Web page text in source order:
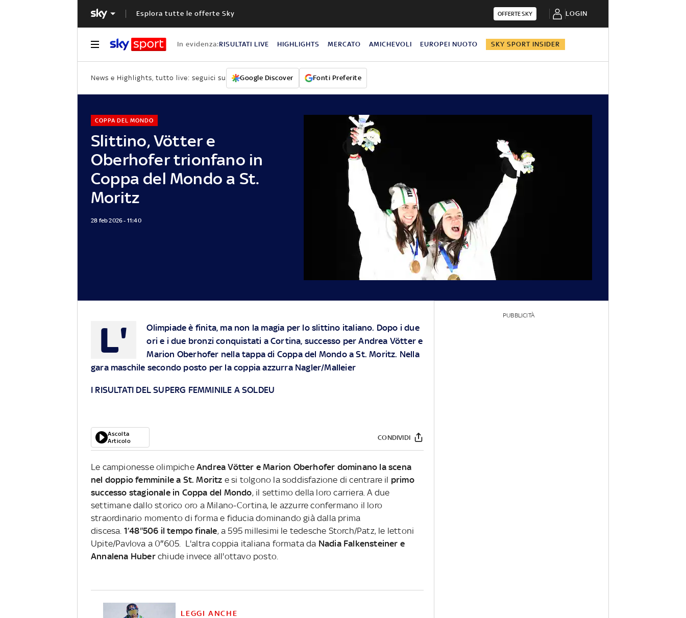
Esplora tutte le offerte Sky OFFERTE SKY LOGIN
In evidenza:RISULTATI LIVE HIGHLIGHTS MERCATO AMICHEVOLI EUROPEI NUOTO SKY SPORT INSIDER
News e Highlights, tutto live: seguici su Google Discover Fonti Preferite
Slittino, Vötter e
Oberhofer trionfano in
Coppa del Mondo a St.
Moritz
COPPA DEL MONDO
28 feb 2026 - 11:40
L'
Olimpiade è finita, ma non la magia per lo slittino italiano. Dopo i due
ori e i due bronzi conquistati a Cortina, successo per Andrea Vötter e
Marion Oberhofer nella tappa di Coppa del Mondo a St. Moritz. Nella
gara maschile secondo posto per la coppia azzurra Nagler/Malleier
I RISULTATI DEL SUPERG FEMMINILE A SOLDEU
Ascolta
Articolo
CONDIVIDI
Le campionesse olimpiche Andrea Vötter e Marion Oberhofer dominano la scena
nel doppio femminile a St. Moritz e si tolgono la soddisfazione di centrare il primo
successo stagionale in Coppa del Mondo, il settimo della loro carriera. A due
settimane dallo storico oro a Milano-Cortina, le azzurre confermano il loro
straordinario momento di forma e fiducia dominando già dalla prima
discesa. 1’48″506 il tempo finale, a 595 millesimi le tedesche Storch/Patz, le lettoni
Upite/Pavlova a 0″605. L'altra coppia italiana formata da Nadia Falkensteiner e
Annalena Huberchiude invece all'ottavo posto.
LEGGI ANCHE
PUBBLICITÀ